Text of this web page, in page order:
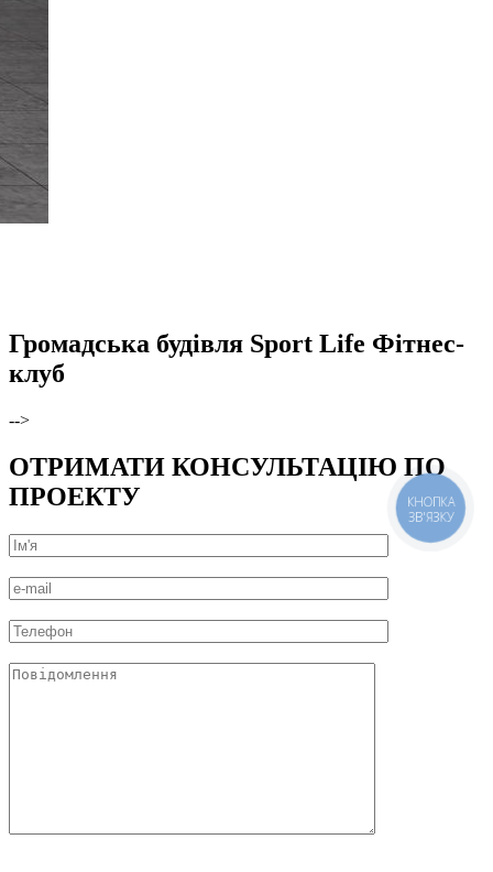
Громадська будівля Sport Life Фітнес-
клуб
-->
ОТРИМАТИ КОНСУЛЬТАЦІЮ ПО
ПРОЕКТУ
КНОПКА
ЗВ'ЯЗКУ